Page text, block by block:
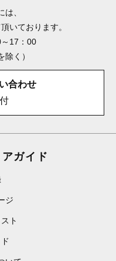
は、
いております。
17：00
除く）
合わせ
ガイド
ジ
ト